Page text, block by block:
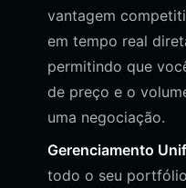
vantagem
em tempo real
permitindo que
de preço e o
uma negociação.
Gerenciamento
todo o seu